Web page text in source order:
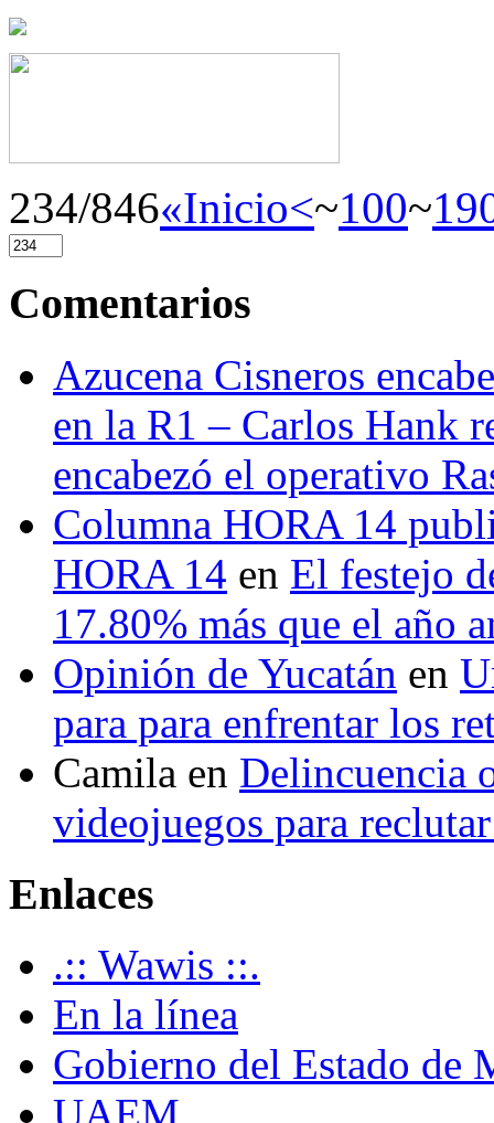
234/846«Inicio<~100~
Comentarios
Azucena Cisneros
en la R1 – Carlos Hank
encabezó el operativo
Columna HORA 14
HORA 14 en El festejo
17.80% más que el año
Opinión de Yucatán en
para para enfrentar los
Camila en Delincuencia
videojuegos para
Enlaces
.:: Wawis ::.
En la línea
Gobierno del Estado de